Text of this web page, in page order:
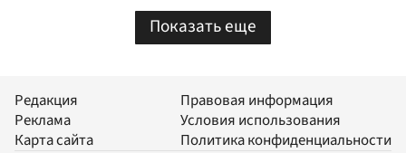
Показать еще
Редакция
Реклама
Карта сайта
Правовая информация
Условия использования
Политика конфиденциальности